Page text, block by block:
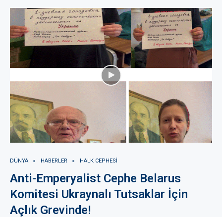
DÜNYA HABERLER HALK CEPHESI
Anti-Emperyalist Cephe Belarus
Komitesi Ukraynalı Tutsaklar İçin
Açlık Grevinde!